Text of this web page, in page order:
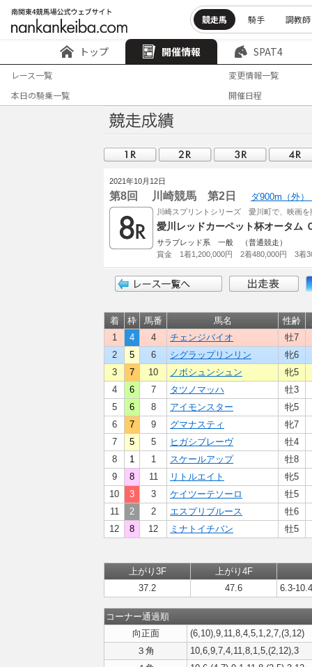
競走馬 騎手 調教師
トップ 開催情報 SPAT4
レース一覧
変更情報一覧
本日の騎乗一覧
開催日程
2021年10月12日
第8回 川崎競馬 第2日 ダ900m（外）
川崎スプリントシリーズ 愛川町で、映画を
愛川レッドカーペット杯オータム
サラブレッド系 一般 （普通競走）
賞金 1着1,200,000円 2着480,000円 3着
着 枠 馬番 馬名 性齢
1
4 4 チェンジバイオ 牡7
2
5 6 シグラップリンリン 牝6
3
7 10 ノボシュンシュン 牝5
4
6 7 タツノマッハ 牡3
5
6 8 アイモンスター 牝5
6
7 9 グマナスティ 牝7
7
5 5 ヒガシブレーヴ 牡4
8
1 1 スケールアップ 牡8
9
8 11 リトルエイト 牝5
10
3 3 ケイツーテソーロ 牡5
11
2 2 エスプリブルース 牡6
12
8 12 ミナトイチバン 牡5
上がり3F
上がり4F
37.2
47.6 6.3-
コーナー通過順
向正面
(6,10),9,11,8,4,5,1,2,7,(3,12)
３角
10,6,9,7,4,11,8,1,5,(2,12),3